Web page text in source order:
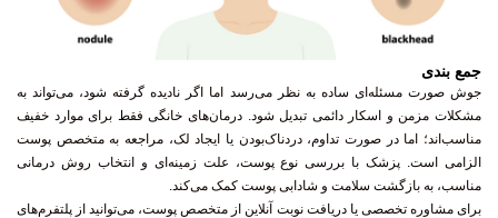
جمع بندی
جوش صورت مسئله‌ای ساده به نظر می‌رسد اما اگر نادیده گرفته شود، می‌تواند به
مشکلات مزمن و اسکار دائمی تبدیل شود. درمان‌های خانگی فقط برای موارد خفیف
مناسب‌اند؛ اما در صورت تداوم، دردناک‌بودن یا ایجاد لک، مراجعه به متخصص پوست
الزامی است. پزشک با بررسی نوع پوست، علت زمینه‌ای و انتخاب روش درمانی
مناسب، به بازگشت سلامت و شادابی پوست کمک می‌کند.
برای مشاوره تخصصی یا دریافت نوبت آنلاین از متخصص پوست، می‌توانید از پلتفرم‌های